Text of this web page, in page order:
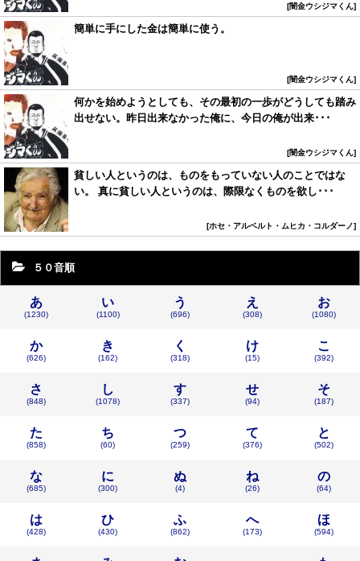
闇金ウシジマくん
簡単に手にした金は簡単に使う。
闇金ウシジマくん
何かを始めようとしても、その最初の一歩がどうしても踏み
出せない。昨日出来なかった俺に、今日の俺が出来･･･
闇金ウシジマくん
貧しい人というのは、ものをもっていない人のことではな
い。 真に貧しい人というのは、際限なくものを欲し･･･
ホセ・アルベルト・ムヒカ・コルダーノ
５０音順
あ
(1230)
い
(1100)
う
(696)
え
(308)
お
(1080)
か
(626)
き
(162)
く
(318)
け
(15)
こ
(392)
さ
(848)
し
(1078)
す
(337)
せ
(94)
そ
(187)
た
(858)
ち
(60)
つ
(259)
て
(376)
と
(502)
な
(685)
に
(300)
ぬ
(4)
ね
(26)
の
(64)
は
(428)
ひ
(430)
ふ
(862)
へ
(173)
ほ
(594)